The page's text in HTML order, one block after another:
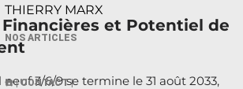
THIERRY MARX
NOS ARTICLES
☎️ | CONTACT |
et Potentiel de
3/6/9 se termine le 31 août 2033,